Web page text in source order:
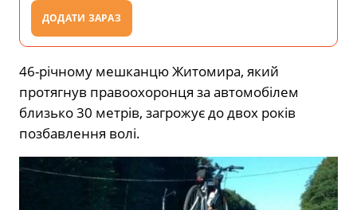
ДОДАТИ ЗАРАЗ
46-річному мешканцю Житомира, який
протягнув правоохоронця за автомобілем
близько 30 метрів, загрожує до двох років
позбавлення волі.